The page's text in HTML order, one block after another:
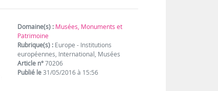
Domaine(s) : Musées, Monuments et
Patrimoine
Rubrique(s) : Europe - Institutions
européennes, International, Musées
Article n°70206
Publié le31/05/2016 à 15:56